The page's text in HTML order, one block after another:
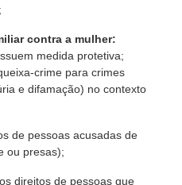
contra a mulher:
medida protetiva;
crime para crimes
e difamação) no contexto
de pessoas acusadas de
ou presas);
direitos de pessoas que